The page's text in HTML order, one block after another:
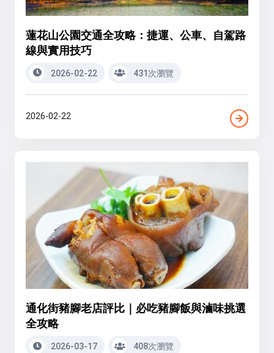
蓮花山公園交通全攻略：捷運、公車、自駕路
線與實用技巧
2026-02-22 431次瀏覽
2026-02-22
通化街豬腳老店評比｜必吃豬腳飯與滷味挑選
全攻略
2026-03-17 408次瀏覽